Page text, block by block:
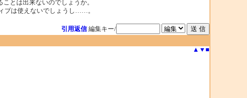
とは出来ないのでしょうか。
ブは使えないでしょうし……。
引用返信 編集キー/
▲ ▼ ■